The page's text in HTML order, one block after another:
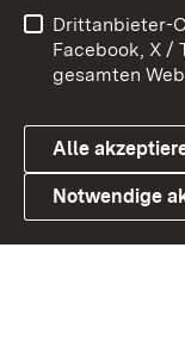
Link zum
Barrierefreiheit
Cookies
Drittanbieter-
Facebook, X /
gesamten
Alle
Notwendige